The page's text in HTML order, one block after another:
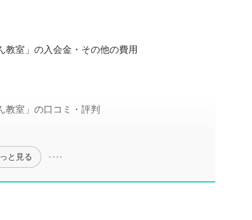
教室」の入会金・その他の費用
教室」の口コミ・評判
と見る